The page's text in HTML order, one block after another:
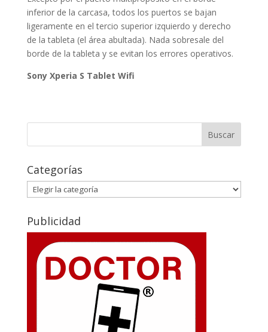
inferior de la carcasa, todos los puertos se bajan
ligeramente en el tercio superior izquierdo y derecho
de la tableta (el área abultada). Nada sobresale del
borde de la tableta y se evitan los errores operativos.
Sony Xperia S Tablet Wifi
Categorías
Categorías
Publicidad